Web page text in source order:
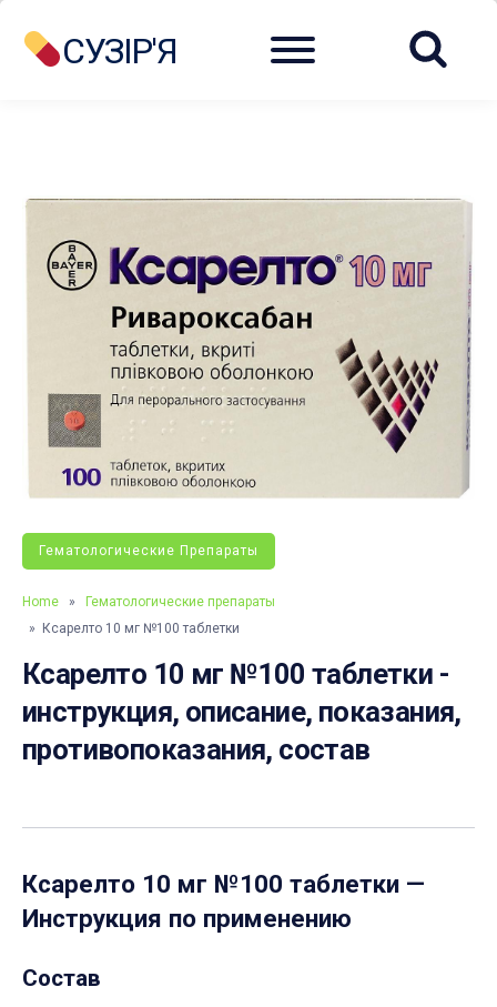
СУЗІР'Я Menu
Гематологические Препараты
Home »
Гематологические препараты
» Ксарелто 10 мг №100 таблетки
Ксарелто 10 мг №100 таблетки -
инструкция, описание, показания,
противопоказания, состав
Ксарелто 10 мг №100 таблетки —
Инструкция по применению
Состав